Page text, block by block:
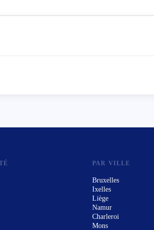
PAR VILLE
Bruxelles
Ixelles
Liège
Namur
Charleroi
Mons